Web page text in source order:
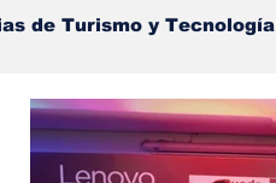
de Turismo y Tecnología
Negocios Internacionales